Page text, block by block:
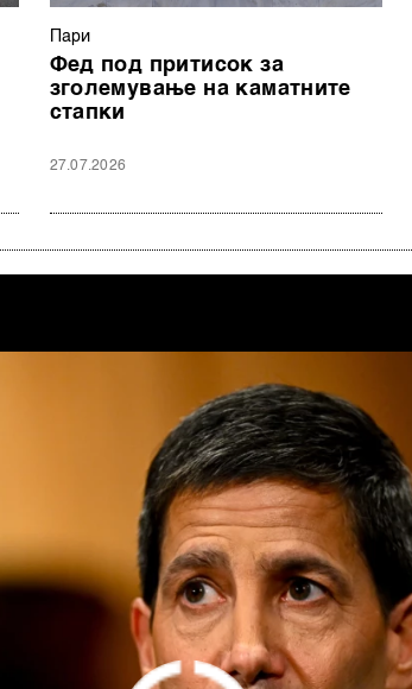
Пари
Фед под притисок за
зголемување на каматните
стапки
27.07.2026